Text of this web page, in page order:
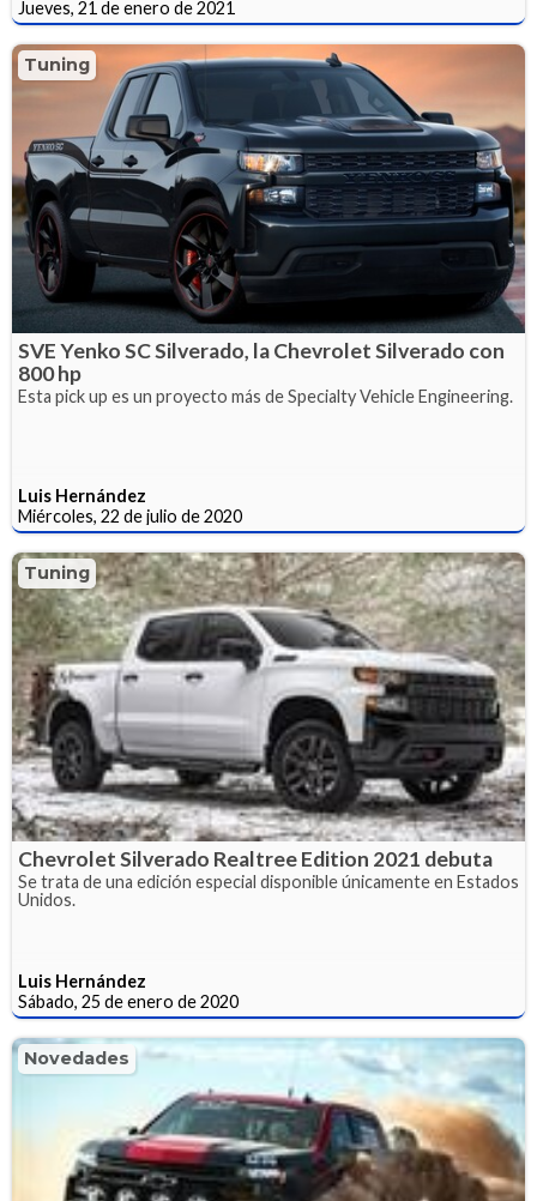
Jueves, 21 de enero de 2021
Tuning
SVE Yenko SC Silverado, la Chevrolet Silverado con
800 hp
Esta pick up es un proyecto más de Specialty Vehicle Engineering.
Luis Hernández
Miércoles, 22 de julio de 2020
Tuning
Chevrolet Silverado Realtree Edition 2021 debuta
Se trata de una edición especial disponible únicamente en Estados
Unidos.
Luis Hernández
Sábado, 25 de enero de 2020
Novedades